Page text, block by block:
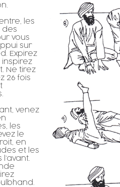
les
des
vous
sur
Expirez
inspirez
Ne tirez
26 fois
venez
les
le
en
et les